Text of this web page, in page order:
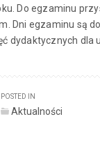
Do egzaminu
Dni egzaminu są
dydaktycznych dla
POSTED IN
Aktualności